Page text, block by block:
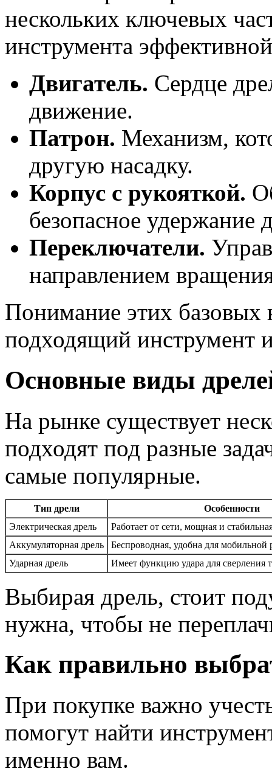
нескольких ключевых
инструмента
Двигатель. Сердце
движение.
Патрон. Механизм,
другую насадку.
Корпус с рукояткой.
безопасное удержание
Переключатели.
направлением
Понимание этих базовых
подходящий инструмент
Основные виды
На рынке существует
подходят под разные
самые популярные.
Тип дрели
Особенности
Электрическая дрель
Работает от сети, мощная и
Аккумуляторная дрель
Беспроводная, удобна для мобильной
Ударная дрель
Имеет функцию удара для сверления
Выбирая дрель, стоит
нужна, чтобы не
Как правильно
При покупке важно
помогут найти
именно вам.